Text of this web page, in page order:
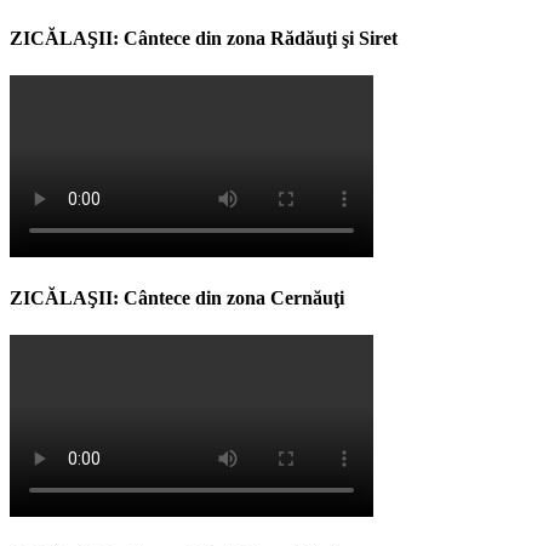
ZICĂLAŞII: Cântece din zona Rădăuţi şi Siret
ZICĂLAŞII: Cântece din zona Cernăuţi